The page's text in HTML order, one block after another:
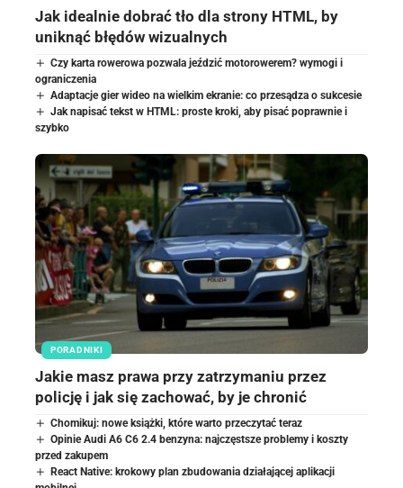
Jak idealnie dobrać tło dla strony HTML, by
uniknąć błędów wizualnych
Czy karta rowerowa pozwala jeździć motorowerem? wymogi i
ograniczenia
Adaptacje gier wideo na wielkim ekranie: co przesądza o sukcesie
Jak napisać tekst w HTML: proste kroki, aby pisać poprawnie i
szybko
PORADNIKI
Jakie masz prawa przy zatrzymaniu przez
policję i jak się zachować, by je chronić
Chomikuj: nowe książki, które warto przeczytać teraz
Opinie Audi A6 C6 2.4 benzyna: najczęstsze problemy i koszty
przed zakupem
React Native: krokowy plan zbudowania działającej aplikacji